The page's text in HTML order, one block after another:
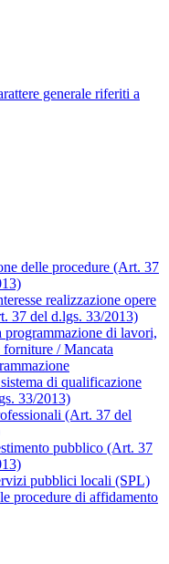
generale riferiti a
delle procedure (Art. 37
realizzazione opere
37 del d.lgs. 33/2013)
di lavori,
forniture / Mancata
di qualificazione
33/2013)
(Art. 37 del
pubblico (Art. 37
pubblici locali (SPL)
procedure di affidamento